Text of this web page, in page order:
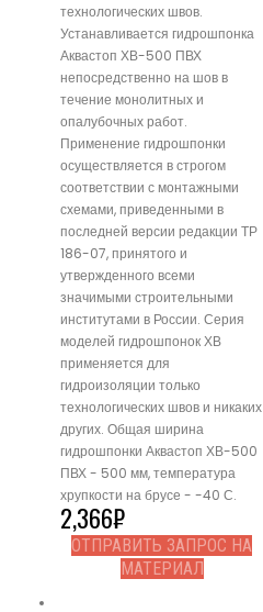
технологических швов.
Устанавливается гидрошпонка
Аквастоп ХВ-500 ПВХ
непосредственно на шов в
течение монолитных и
опалубочных работ.
Применение гидрошпонки
осуществляется в строгом
соответствии с монтажными
схемами, приведенными в
последней версии редакции ТР
186-07, принятого и
утвержденного всеми
значимыми строительными
институтами в России. Серия
моделей гидрошпонок ХВ
применяется для
гидроизоляции только
технологических швов и никаких
других. Общая ширина
гидрошпонки Аквастоп ХВ-500
ПВХ - 500 мм, температура
хрупкости на брусе - -40 С.
2,366₽
ОТПРАВИТЬ ЗАПРОС НА
МАТЕРИАЛ